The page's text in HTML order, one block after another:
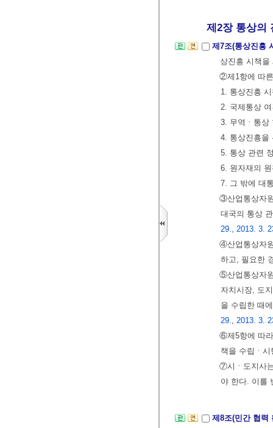
제2장 통상의
제7조(통상진흥
상진흥 시책
②제1항에 따
1. 통상진흥
2. 국제통상
3. 무역ㆍ통상
4. 통상진흥을
5. 통상 관련
6. 원자재의
7. 그 밖에 대
③산업통상자
대국의 통상
29., 2013. 3.
④산업통상자
하고, 필요한
⑤산업통상자
자치시장, 도
을 수립한 때
29., 2013. 3.
⑥제5항에 따
책을 수립ㆍ
⑦시ㆍ도지사
야 한다. 이를
제8조(민간 협력